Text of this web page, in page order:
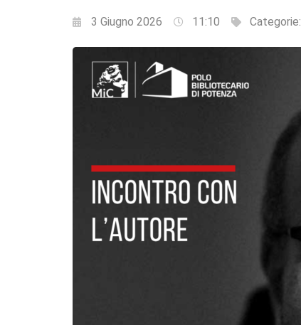
3 Giugno 2026 11:10 Categorie: